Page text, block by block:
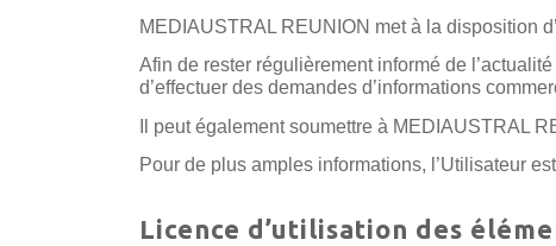
MEDIAUSTRAL REUNION met à la disposition
Afin de rester régulièrement informé de
d’effectuer des demandes d’informations
Il peut également soumettre à MEDIAUSTRAL
Pour de plus amples informations, l’Utilisateur
Licence d’utilisation des